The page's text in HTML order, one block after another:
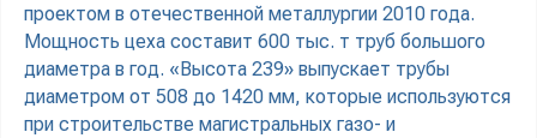
проектом в отечественной металлургии 2010 года.
Мощность цеха составит 600 тыс. т труб большого
диаметра в год. «Высота 239» выпускает трубы
диаметром от 508 до 1420 мм, которые используются
при строительстве магистральных газо- и